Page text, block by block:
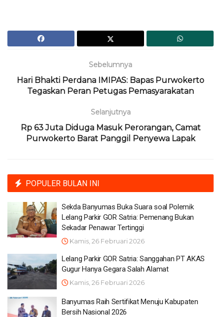
Sebelumnya
Hari Bhakti Perdana IMIPAS: Bapas Purwokerto
Tegaskan Peran Petugas Pemasyarakatan
Selanjutnya
Rp 63 Juta Diduga Masuk Perorangan, Camat
Purwokerto Barat Panggil Penyewa Lapak
POPULER BULAN INI
Sekda Banyumas Buka Suara soal Polemik
Lelang Parkir GOR Satria: Pemenang Bukan
Sekadar Penawar Tertinggi
Kamis, 26 Februari 2026
Lelang Parkir GOR Satria: Sanggahan PT AKAS
Gugur Hanya Gegara Salah Alamat
Kamis, 26 Februari 2026
Banyumas Raih Sertifikat Menuju Kabupaten
Bersih Nasional 2026